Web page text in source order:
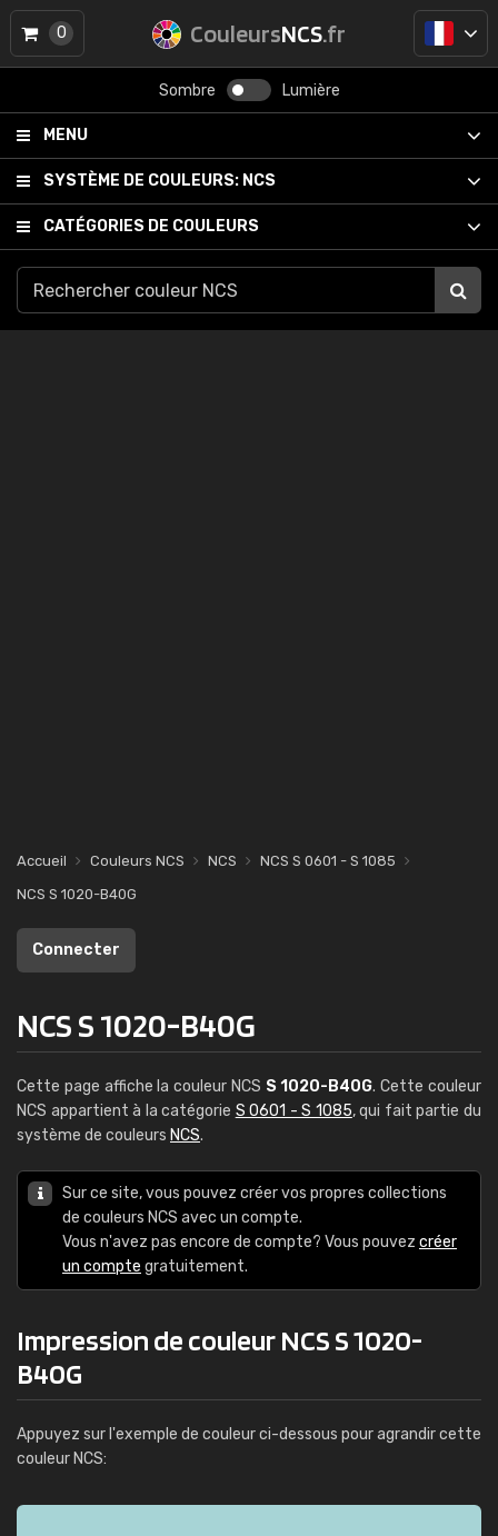
CouleursNCS.fr
Sombre Lumière
MENU
SYSTÈME DE COULEURS: NCS
CATÉGORIES DE COULEURS
0
Accueil Couleurs NCS NCS
NCS S 0601 - S 1085
NCS S 1020-B40G
Connecter
NCS S 1020-B40G
Cette page affiche la couleur NCS S 1020-B40G. Cette couleur
NCS appartient à la catégorie S 0601 - S 1085, qui fait partie du
système de couleurs NCS.
Sur ce site, vous pouvez créer vos propres collections
de couleurs NCS avec un compte.
Vous n'avez pas encore de compte? Vous pouvez créer
un compte gratuitement.
Impression de couleur NCS S 1020-
B40G
Appuyez sur l'exemple de couleur ci-dessous pour agrandir cette
couleur NCS: